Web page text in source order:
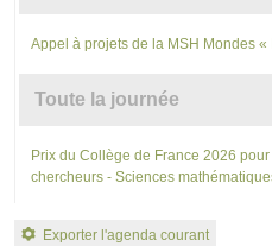
Appel à projets de la MSH Mondes
Toute la journée
Prix du Collège de France 2026
chercheurs - Sciences
Exporter l'agenda courant